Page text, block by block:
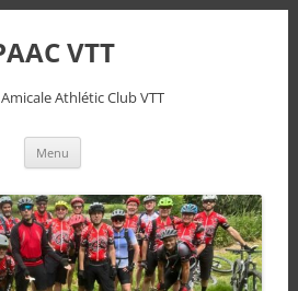
VTT
Athlétic Club VTT
Menu